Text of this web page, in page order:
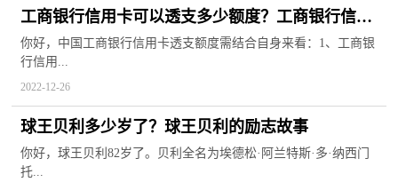
工商银行信用卡可以透支多少额度？工商银行信用
卡逾期怎么协商本金？
你好，中国工商银行信用卡透支额度需结合自身来看：1、工商银
行信用...
2022-12-26
球王贝利多少岁了？球王贝利的励志故事
你好，球王贝利82岁了。贝利全名为埃德松·阿兰特斯·多·纳西门
托...